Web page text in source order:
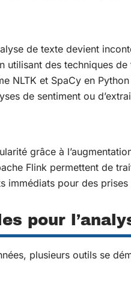
de texte devient
utilisant des techniques
NLTK et SpaCy en
de sentiment ou
grâce à
Flink permettent de
immédiats pour des
pour
plusieurs outils se